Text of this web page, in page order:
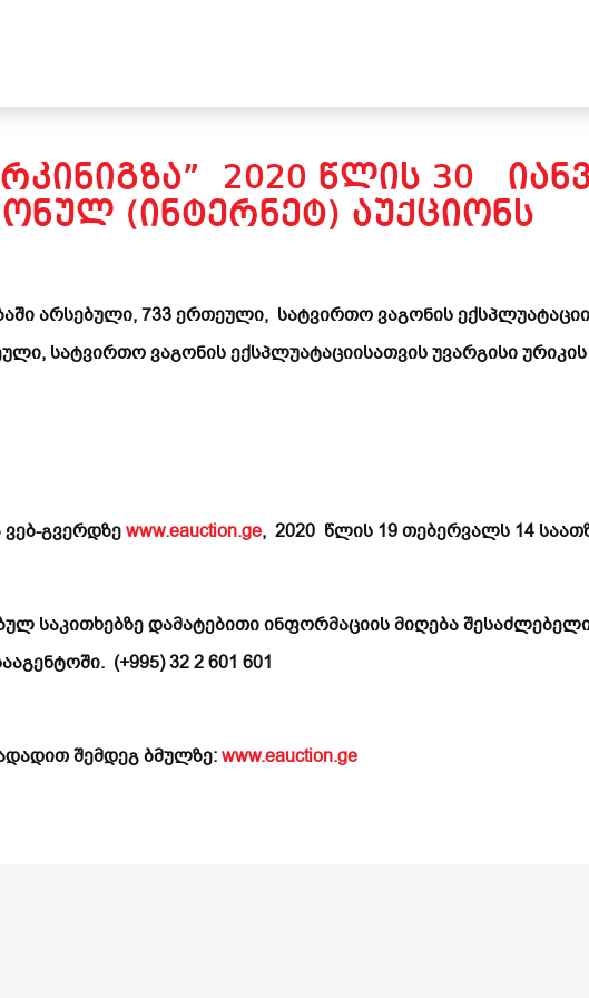
2020 ᲬᲚᲘᲡ 30
(ᲘᲜᲢᲔᲠᲜᲔᲢ) ᲐᲣᲥᲪᲘᲝᲜᲡ
არსებული, 733 ერთეული, სატვირთო ვაგონის
სატვირთო ვაგონის ექსპლუატაციისათვის უვარგისი
გვერდზეwww.eauction.ge, 2020 წლის 19 თებერვალს 14
საკითხებზე დამატებითი ინფორმაციის მიღება
(+995) 32 2 601 601
შემდეგ ბმულზე:www.eauction.ge